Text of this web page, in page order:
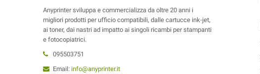
Anyprinter sviluppa e commercializza da oltre 20 anni i
migliori prodotti per ufficio compatibili, dalle cartucce ink-jet,
ai toner, dai nastri ad impatto ai singoli ricambi per stampanti
e fotocopiatrici.
095503751
Email: info@anyprinter.it